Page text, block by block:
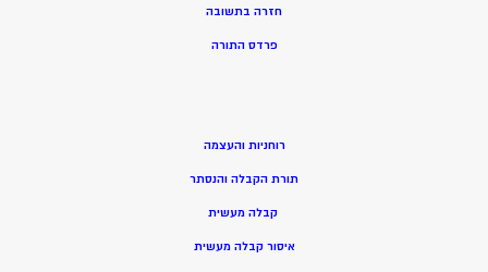
חזרה בתשובה
פרדס התורה
רוחניות והעצמה
תורת הקבלה והנסתר
קבלה מעשית
איסור קבלה מעשית